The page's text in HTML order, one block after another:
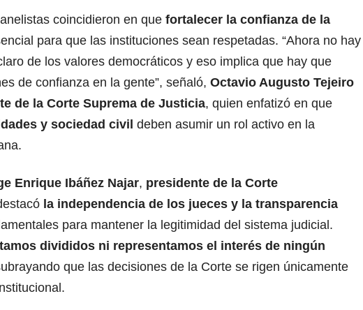
coincidieron en que fortalecer la confianza de la
para que las instituciones sean respetadas. “Ahora no hay
de los valores democráticos y eso implica que hay que
de confianza en la gente”, señaló, Octavio Augusto Tejeiro
de la Corte Suprema de Justicia, quien enfatizó en que
y sociedad civil deben asumir un rol activo en la
Enrique Ibáñez Najar, presidente de la Corte
la independencia de los jueces y la transparencia
para mantener la legitimidad del sistema judicial.
divididos ni representamos el interés de ningún
que las decisiones de la Corte se rigen únicamente